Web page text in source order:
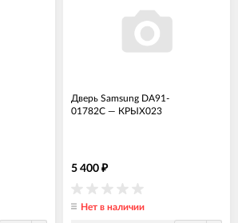
Дверь Samsung DA91-
01782C — КРЫХ023
5 400 ₽
Нет в наличии